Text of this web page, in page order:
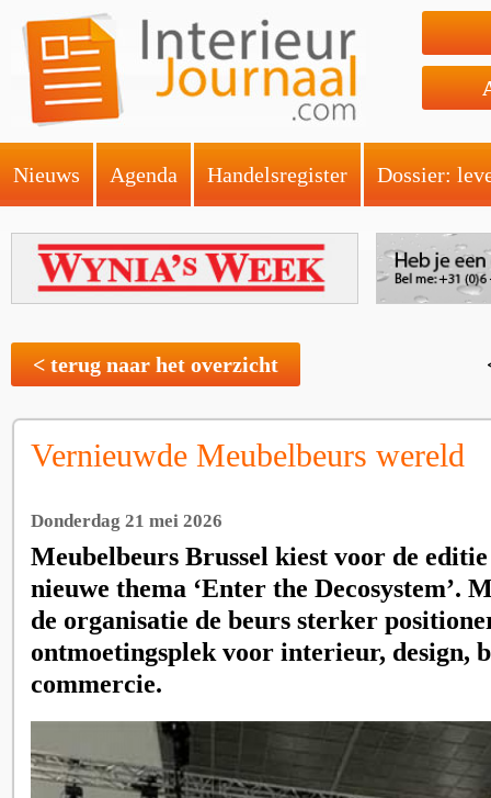
Nieuws Agenda Handelsregister Dossier:
< terug naar het overzicht
Vernieuwde Meubelbeurs wereld
Donderdag 21 mei 2026
Meubelbeurs Brussel kiest voor de
nieuwe thema ‘Enter the Decosystem’.
de organisatie de beurs sterker
ontmoetingsplek voor interieur, design,
commercie.